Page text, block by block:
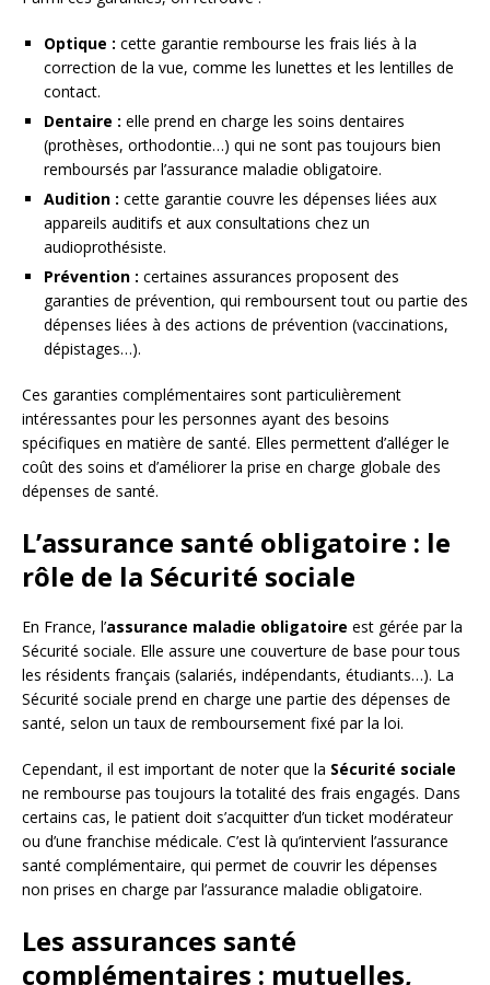
Optique : cette garantie rembourse les frais liés à la
correction de la vue, comme les lunettes et les lentilles de
contact.
Dentaire : elle prend en charge les soins dentaires
(prothèses, orthodontie…) qui ne sont pas toujours bien
remboursés par l’assurance maladie obligatoire.
Audition : cette garantie couvre les dépenses liées aux
appareils auditifs et aux consultations chez un
audioprothésiste.
Prévention : certaines assurances proposent des
garanties de prévention, qui remboursent tout ou partie des
dépenses liées à des actions de prévention (vaccinations,
dépistages…).
Ces garanties complémentaires sont particulièrement
intéressantes pour les personnes ayant des besoins
spécifiques en matière de santé. Elles permettent d’alléger le
coût des soins et d’améliorer la prise en charge globale des
dépenses de santé.
L’assurance santé obligatoire : le
rôle de la Sécurité sociale
En France, l’assurance maladie obligatoire est gérée par la
Sécurité sociale. Elle assure une couverture de base pour tous
les résidents français (salariés, indépendants, étudiants…). La
Sécurité sociale prend en charge une partie des dépenses de
santé, selon un taux de remboursement fixé par la loi.
Cependant, il est important de noter que la Sécurité sociale
ne rembourse pas toujours la totalité des frais engagés. Dans
certains cas, le patient doit s’acquitter d’un ticket modérateur
ou d’une franchise médicale. C’est là qu’intervient l’assurance
santé complémentaire, qui permet de couvrir les dépenses
non prises en charge par l’assurance maladie obligatoire.
Les assurances santé
complémentaires : mutuelles,